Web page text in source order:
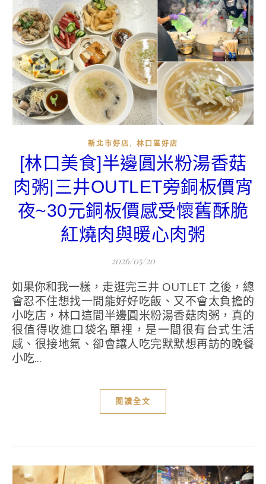
新北市好店 , 林口區好店
[林口美食]半邊圓米粉湯香菇
肉粥|三井OUTLET旁銅板價宵
夜~30元銅板價感受懷舊酥脆
紅燒肉與暖心肉粥
2026/05/20
如果你和我一樣，走逛完三井 OUTLET 之後，總
會忍不住想找一間能好好吃飯、又不會太負擔的
小吃店，林口這間半邊圓米粉湯香菇肉粥，真的
很值得收進口袋名單裡，是一間很有台式生活
感、很接地氣、卻會讓人吃完默默想再訪的晚餐
小吃...
閱讀全文